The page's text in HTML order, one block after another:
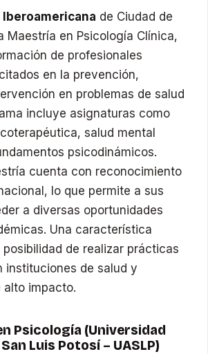
de Ciudad de
Maestría en Psicología Clínica,
de profesionales
en la prevención,
en problemas de salud
incluye asignaturas como
salud mental
psicodinámicos.
cuenta con reconocimiento
lo que permite a sus
a diversas oportunidades
Una característica
de realizar prácticas
instituciones de salud y
alto impacto.
Psicología (Universidad
Luis Potosí – UASLP)